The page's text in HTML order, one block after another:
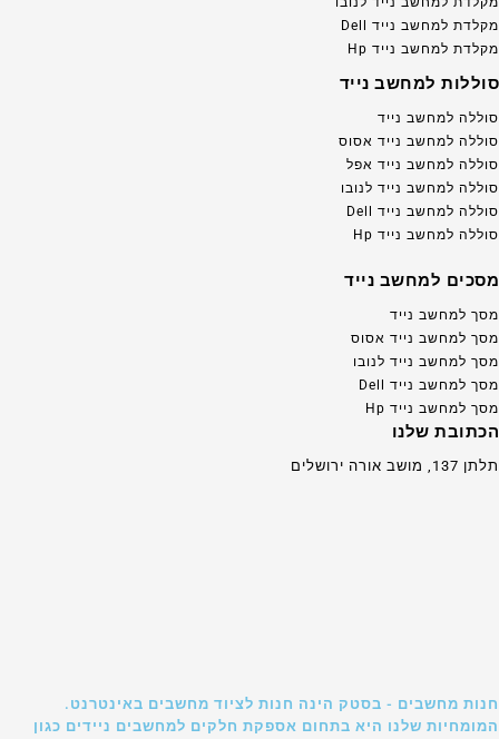
מקלדת למחשב נייד Dell
מקלדת למחשב נייד Hp
סוללות למחשב נייד
סוללה למחשב נייד
סוללה למחשב נייד אסוס
סוללה למחשב נייד אפל
סוללה למחשב נייד לנובו
סוללה למחשב נייד Dell
סוללה למחשב נייד Hp
מסכים למחשב נייד
מסך למחשב נייד
מסך למחשב נייד אסוס
מסך למחשב נייד לנובו
מסך למחשב נייד Dell
מסך למחשב נייד Hp
הכתובת שלנו
תלתן 137, מושב אורה ירושלים
חנות מחשבים - בסטק הינה חנות לציוד מחשבים באינטרנט.
המומחיות שלנו היא בתחום אספקת חלקים למחשבים ניידים כגון